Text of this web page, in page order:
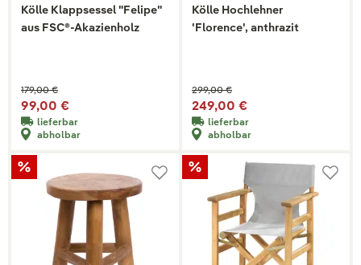
Kölle Klappsessel "Felipe"
aus FSC®-Akazienholz
179,00 €
99,00 €
lieferbar
abholbar
Kölle Hochlehner
'Florence', anthrazit
299,00 €
249,00 €
lieferbar
abholbar